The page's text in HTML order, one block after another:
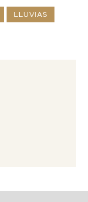
LLUVIAS